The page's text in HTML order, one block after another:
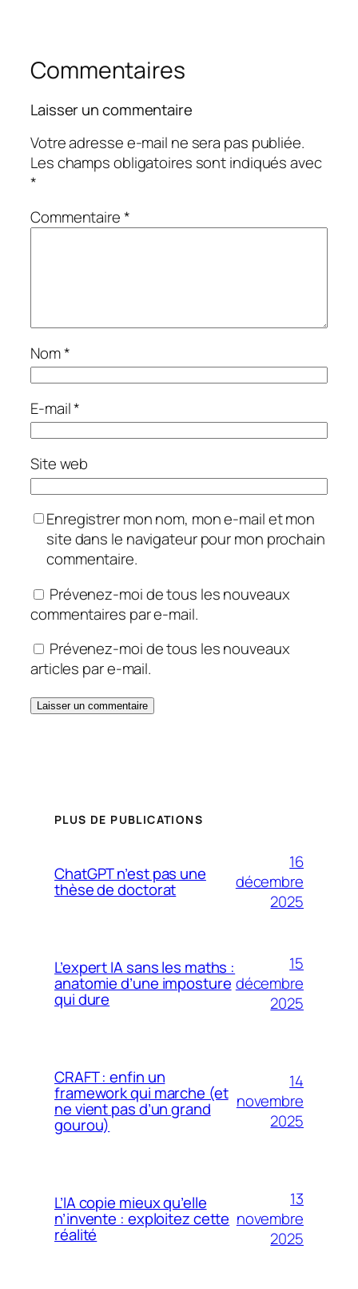
Commentaires
Laisser un commentaire
Votre adresse e-mail ne sera pas publiée.
Les champs obligatoires sont indiqués avec
*
Commentaire*
Nom*
E-mail*
Site web
Enregistrer mon nom, mon e-mail et mon
site dans le navigateur pour mon prochain
commentaire.
Prévenez-moi de tous les nouveaux
commentaires par e-mail.
Prévenez-moi de tous les nouveaux
articles par e-mail.
PLUS DE PUBLICATIONS
ChatGPT n’est pas une
thèse de doctorat
16
décembre
2025
L’expert IA sans les maths :
anatomie d’une imposture
qui dure
15
décembre
2025
CRAFT : enfin un
framework qui marche (et
ne vient pas d’un grand
gourou)
14
novembre
2025
L’IA copie mieux qu’elle
n’invente : exploitez cette
réalité
13
novembre
2025